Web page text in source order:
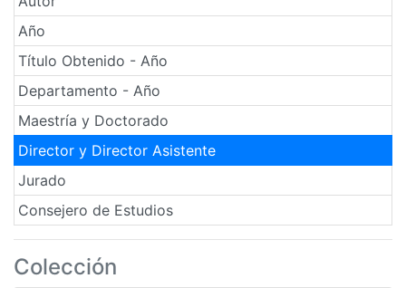
Año
Título Obtenido - Año
Departamento - Año
Maestría y Doctorado
Director y Director Asistente
Jurado
Consejero de Estudios
Colección